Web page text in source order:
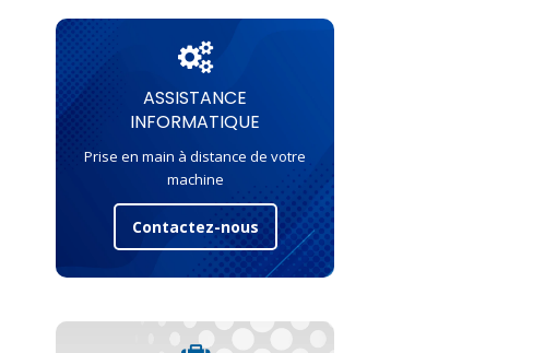
ASSISTANCE
INFORMATIQUE
Prise en main à distance de votre
machine
Contactez-nous